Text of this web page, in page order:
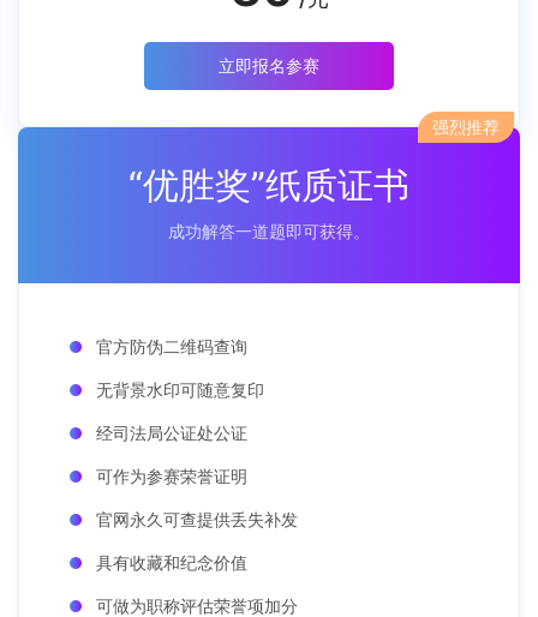
立即报名参赛
强烈推荐
“优胜奖”纸质证书
成功解答一道题即可获得。
官方防伪二维码查询
无背景水印可随意复印
经司法局公证处公证
可作为参赛荣誉证明
官网永久可查提供丢失补发
具有收藏和纪念价值
可做为职称评估荣誉项加分